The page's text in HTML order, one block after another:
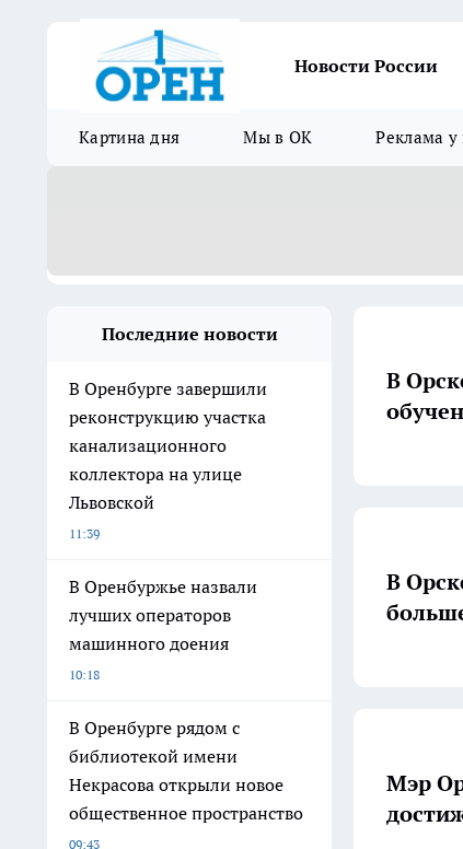
Новости России
Картина дня Мы в ОК Реклама у
Последние новости
В Оренбурге завершили
реконструкцию участка
канализационного
коллектора на улице
Львовской
11:39
В Оренбуржье назвали
лучших операторов
машинного доения
10:18
В Оренбурге рядом с
библиотекой имени
Некрасова открыли новое
общественное пространство
09:43
В
В
Мэр